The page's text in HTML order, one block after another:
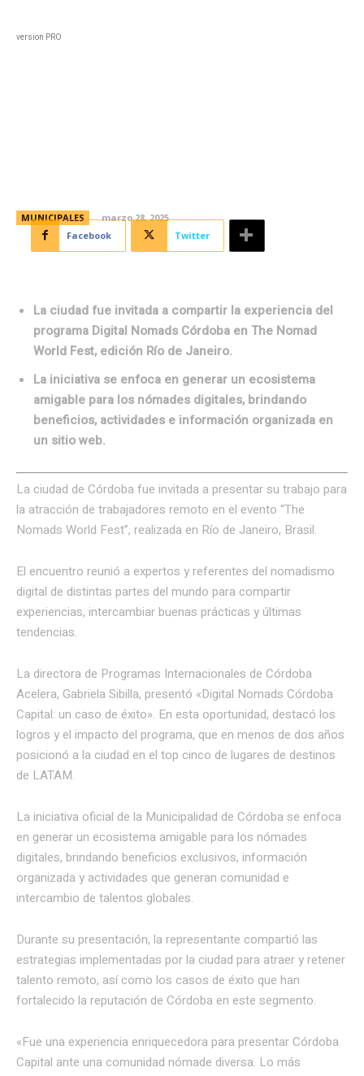
version PRO
MUNICIPALES
marzo 28, 2025
Facebook
Twitter
La ciudad fue invitada a compartir la experiencia del
programa Digital Nomads Córdoba en The Nomad
World Fest, edición Río de Janeiro.
La iniciativa se enfoca en generar un ecosistema
amigable para los nómades digitales, brindando
beneficios, actividades e información organizada en
un sitio web.
La ciudad de Córdoba fue invitada a presentar su trabajo para
la atracción de trabajadores remoto en el evento “The
Nomads World Fest”, realizada en Río de Janeiro, Brasil.
El encuentro reunió a expertos y referentes del nomadismo
digital de distintas partes del mundo para compartir
experiencias, intercambiar buenas prácticas y últimas
tendencias.
La directora de Programas Internacionales de Córdoba
Acelera, Gabriela Sibilla, presentó «Digital Nomads Córdoba
Capital: un caso de éxito». En esta oportunidad, destacó los
logros y el impacto del programa, que en menos de dos años
posicionó a la ciudad en el top cinco de lugares de destinos
de LATAM.
La iniciativa oficial de la Municipalidad de Córdoba se enfoca
en generar un ecosistema amigable para los nómades
digitales, brindando beneficios exclusivos, información
organizada y actividades que generan comunidad e
intercambio de talentos globales.
Durante su presentación, la representante compartió las
estrategias implementadas por la ciudad para atraer y retener
talento remoto, así como los casos de éxito que han
fortalecido la reputación de Córdoba en este segmento.
«Fue una experiencia enriquecedora para presentar Córdoba
Capital ante una comunidad nómade diversa. Lo más